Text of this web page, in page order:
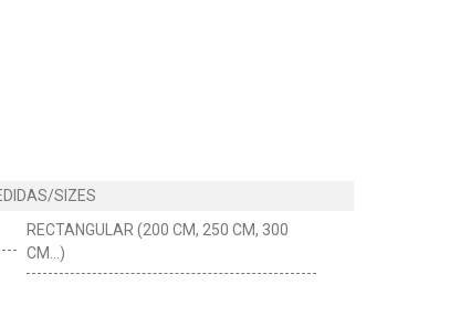
RECTANGULAR (200 CM, 250 CM, 300
CM...)